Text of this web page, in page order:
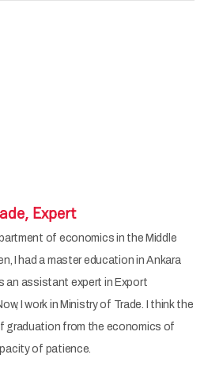
Expert
of economics in the Middle
I had a master education in Ankara
an assistant expert in Export
I work in Ministry of Trade. I think the
graduation from the economics of
of patience.